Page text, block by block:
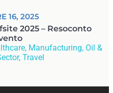
16, 2025
2025 – Resoconto
, Manufacturing, Oil &
, Travel